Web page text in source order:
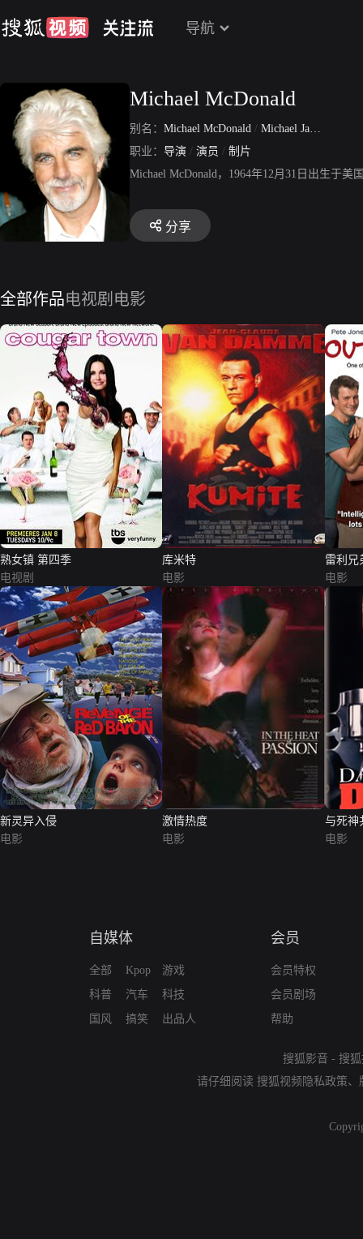
导航
Michael McDonald
别名： Michael McDonald / Michael James McDonald
职业： 导演 / 演员 / 制片
Michael McDonald，1964年12月31日出生于
分享
全部作品电视剧 电影
熟女镇 第四季
电视剧
库米特
电影
雷利兄
电影
新灵异入侵
电影
激情热度
电影
与死神
电影
自媒体
全部
科普
国风
Kpop
汽车
搞笑
游戏
科技
出品人
会员
会员特权
会员剧场
帮助
搜狐影音 - 搜
请仔细阅读 搜狐视频隐私政策、